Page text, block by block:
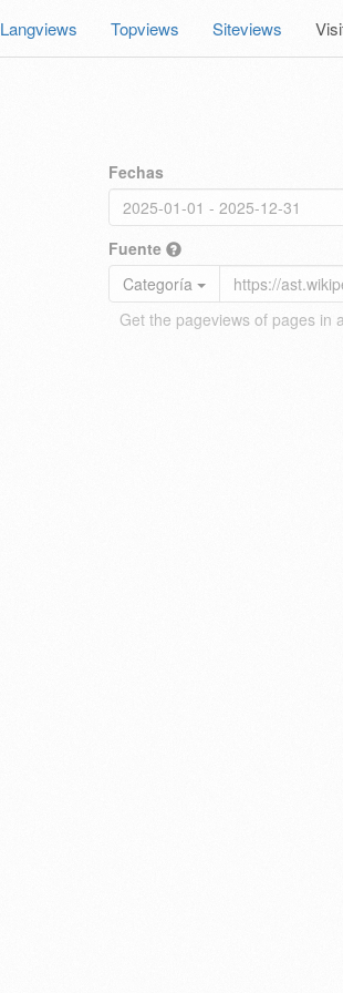
Langviews Topviews Siteviews
Fechas
Fuente
Categoría
Get the pageviews of pages in